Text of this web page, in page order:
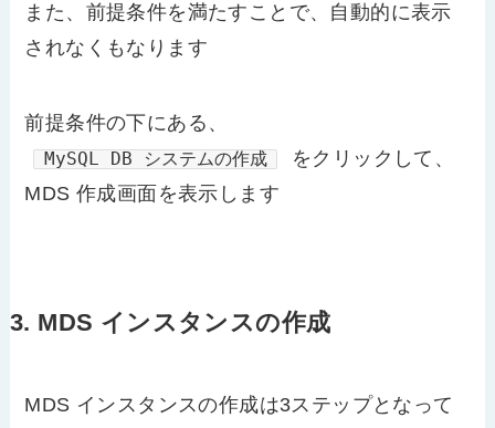
また、前提条件を満たすことで、自動的に表示
されなくもなります
前提条件の下にある、
MySQL DB システムの作成
をクリックして、
MDS 作成画面を表示します
3. MDS インスタンスの作成
MDS インスタンスの作成は3ステップとなって